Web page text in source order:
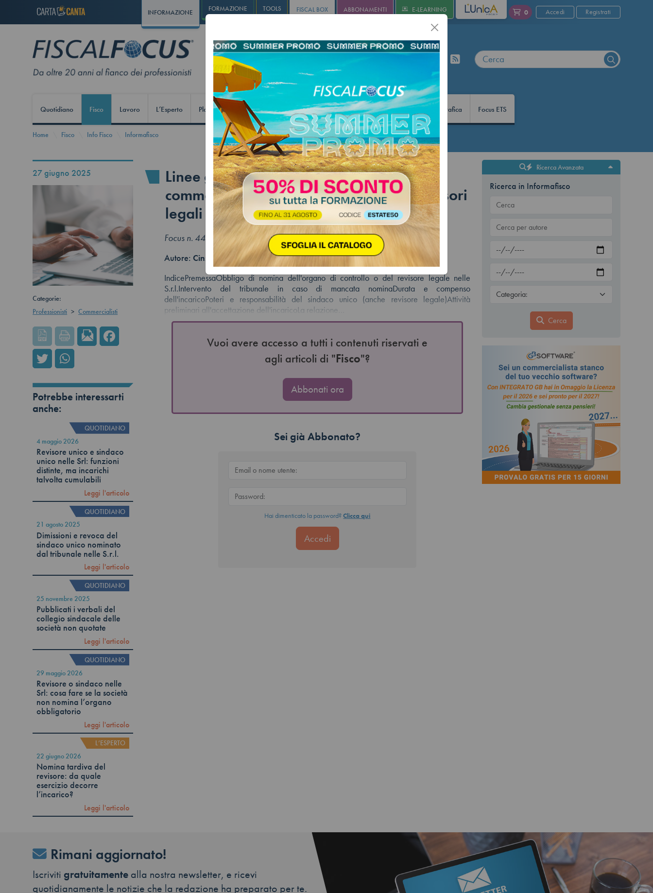
INFORMAZIONE FORMAZIONE TOOLS FISCAL BOX ABBONAMENTI E-LEARNING L'UNICA 0 Accedi Registrati
Quotidiano Fisco Lavoro L’Esperto Play Solution Infostudio Informa+ Agricoltura Revisione Infografica Focus ETS
Home Fisco Info Fisco Informafisco
27 giugno 2025
Categorie:
Professionisti > Commercialisti
Potrebbe interessarti
anche:
QUOTIDIANO
4 maggio 2026
Revisore unico e sindaco
unico nelle Srl: funzioni
distinte, ma incarichi
talvolta cumulabili
Leggi l'articolo
QUOTIDIANO
21 agosto 2025
Dimissioni e revoca del
sindaco unico nominato
dal tribunale nelle S.r.l.
Leggi l'articolo
QUOTIDIANO
25 novembre 2025
Pubblicati i verbali del
collegio sindacale delle
società non quotate
Leggi l'articolo
QUOTIDIANO
29 maggio 2026
Revisore o sindaco nelle
Srl: cosa fare se la società
non nomina l’organo
obbligatorio
Leggi l'articolo
L’ESPERTO
22 giugno 2026
Nomina tardiva del
revisore: da quale
esercizio decorre
l’incarico?
Leggi l'articolo
Linee guida fondazione dottori
commercialisti, ruolo dei sindaci e dei revisori
legali
Focus n. 44 - 2025
Autore: Cinzia De Stefanis
IndicePremessaObbligo di nomina dell'organo di controllo o del revisore legale nelle
S.r.l.Intervento del tribunale in caso di mancata nominaDurata e compenso
dell'incaricoPoteri e responsabilità del sindaco unico (anche revisore legale)Attività
preliminari all'accettazione dell'incaricoLa relazione…
Vuoi avere accesso a tutti i contenuti riservati e
agli articoli di "Fisco"?
Abbonati ora
Sei già Abbonato?
Hai dimenticato la password?Clicca qui
Ricerca Avanzata
Ricerca in Informafisco
Cerca
Rimani aggiornato!
Iscriviti gratuitamente alla nostra newsletter, e ricevi
quotidianamente le notizie che la redazione ha preparato per te.